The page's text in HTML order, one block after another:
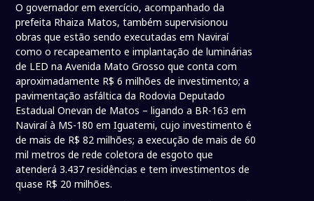
O governador em exercício, acompanhado da
prefeita Rhaiza Matos, também supervisionou
obras que estão sendo executadas em Naviraí
como o recapeamento e implantação de luminárias
de LED na Avenida Mato Grosso que conta com
aproximadamente R$ 6 milhões de investimento; a
pavimentação asfáltica da Rodovia Deputado
Estadual Onevan de Matos – ligando a BR-163 em
Naviraí à MS-180 em Iguatemi, cujo investimento é
de mais de R$ 82 milhões; a execução de mais de 60
mil metros de rede coletora de esgoto que
atenderá 3.437 residências e tem investimentos de
quase R$ 20 milhões.